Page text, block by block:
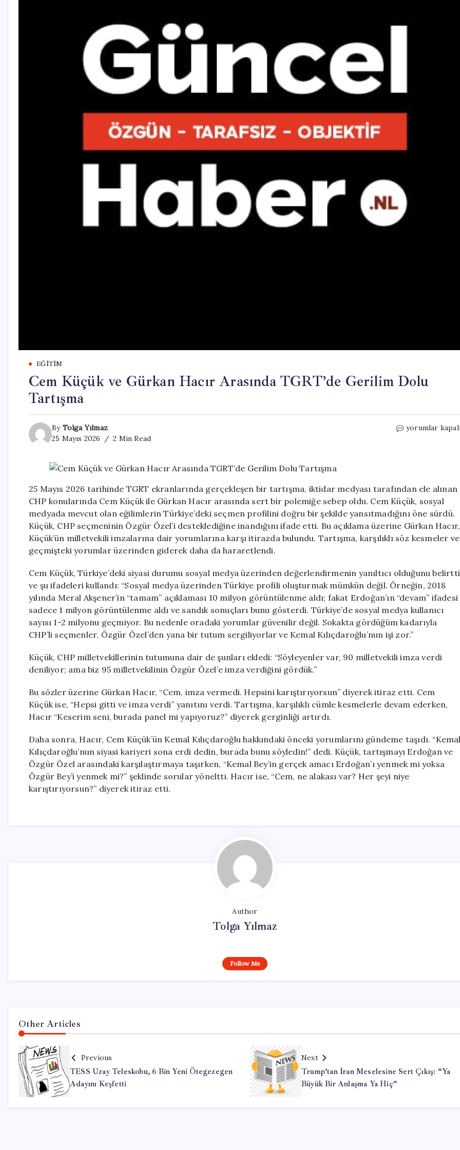
EĞITIM
Cem Küçük ve Gürkan Hacır Arasında TGRT’de Gerilim Dolu
Tartışma
By Tolga Yılmaz
25 Mayıs 2026
2 Min Read
Cem
TGRT’de
Gerilim
Dolu
Tartışma
için
yorumlar
25 Mayıs 2026 tarihinde TGRT ekranlarında gerçekleşen bir tartışma, iktidar medyası tarafından ele alınan
CHP konularında Cem Küçük ile Gürkan Hacır arasında sert bir polemiğe sebep oldu. Cem Küçük, sosyal
medyada mevcut olan eğilimlerin Türkiye’deki seçmen profilini doğru bir şekilde yansıtmadığını öne sürdü.
Küçük, CHP seçmeninin Özgür Özel’i desteklediğine inandığını ifade etti. Bu açıklama üzerine Gürkan Hacır,
Küçük’ün milletvekili imzalarına dair yorumlarına karşı itirazda bulundu. Tartışma, karşılıklı söz kesmeler ve
geçmişteki yorumlar üzerinden giderek daha da hararetlendi.
Cem Küçük, Türkiye’deki siyasi durumu sosyal medya üzerinden değerlendirmenin yanıltıcı olduğunu belirtti
ve şu ifadeleri kullandı: “Sosyal medya üzerinden Türkiye profili oluşturmak mümkün değil. Örneğin, 2018
yılında Meral Akşener’in “tamam” açıklaması 10 milyon görüntülenme aldı; fakat Erdoğan’ın “devam” ifadesi
sadece 1 milyon görüntülenme aldı ve sandık sonuçları bunu gösterdi. Türkiye’de sosyal medya kullanıcı
sayısı 1-2 milyonu geçmiyor. Bu nedenle oradaki yorumlar güvenilir değil. Sokakta gördüğüm kadarıyla
CHP’li seçmenler, Özgür Özel’den yana bir tutum sergiliyorlar ve Kemal Kılıçdaroğlu’nun işi zor.”
Küçük, CHP milletvekillerinin tutumuna dair de şunları ekledi: “Söyleyenler var, 90 milletvekili imza verdi
deniliyor; ama biz 95 milletvekilinin Özgür Özel’e imza verdiğini gördük.”
Bu sözler üzerine Gürkan Hacır, “Cem, imza vermedi. Hepsini karıştırıyorsun” diyerek itiraz etti. Cem
Küçük ise, “Hepsi gitti ve imza verdi” yanıtını verdi. Tartışma, karşılıklı cümle kesmelerle devam ederken,
Hacır “Keserim seni, burada panel mi yapıyoruz?” diyerek gerginliği artırdı.
Daha sonra, Hacır, Cem Küçük’ün Kemal Kılıçdaroğlu hakkındaki önceki yorumlarını gündeme taşıdı.
Kılıçdaroğlu’nun siyasi kariyeri sona erdi dedin, burada bunu söyledin!” dedi. Küçük, tartışmayı Erdoğan ve
Özgür Özel arasındaki karşılaştırmaya taşırken, “Kemal Bey’in gerçek amacı Erdoğan’ı yenmek mi yoksa
Özgür Bey’i yenmek mi?” şeklinde sorular yöneltti. Hacır ise, “Cem, ne alakası var? Her şeyi niye
karıştırıyorsun?” diyerek itiraz etti.
Author
Tolga Yılmaz
Follow Me
Other Articles
Previous
TESS Uzay Teleskobu, 6 Bin Yeni Ötegezegen
Adayını Keşfetti
Next
Trump’tan İran Meselesine Sert Çıkış: “Ya
Büyük Bir Anlaşma Ya Hiç”